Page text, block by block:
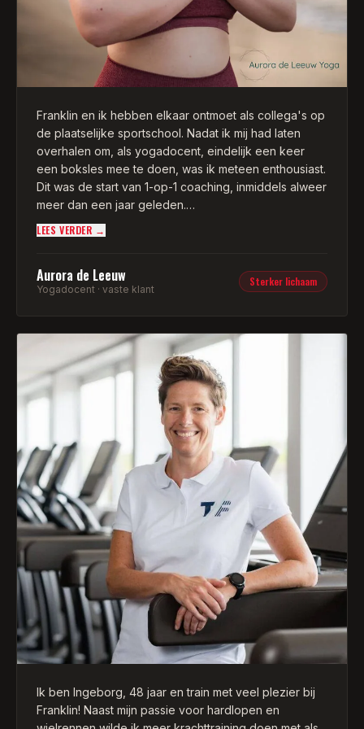
Franklin en ik hebben elkaar ontmoet als collega's op
de plaatselijke sportschool. Nadat ik mij had laten
overhalen om, als yogadocent, eindelijk een keer
een boksles mee te doen, was ik meteen enthousiast.
Dit was de start van 1-op-1 coaching, inmiddels alweer
meer dan een jaar geleden.
Franklin's coaching en begeleiding heeft ervoor
geworden, waardoor ik mijn eigen yogalessen met
nog meer gemak kan geven. Daarnaast heb ik mijn
tillen, omdat ik eindelijk de spiergroepen heb kunnen
versterken die ik nodig had voor de meer uitdagende
armbalans-houdingen.
Franklin is een enthousiaste, vrolijke coach, die de
training altijd goed weet af te stemmen op mijn
energieniveau. Elke sessie is weer een feestje!
Franklin is een topcoach, wiens begeleiding ik
iedereen aan kan raden!
LEES VERDER →
Aurora de Leeuw
Yogadocent · vaste klant
Sterker lichaam
Ik ben Ingeborg, 48 jaar en train met veel plezier bij
Franklin! Naast mijn passie voor hardlopen en